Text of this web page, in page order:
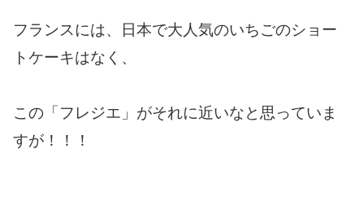
フランスには、日本で大人気のいちごのショー
トケーキはなく、
この「フレジエ」がそれに近いなと思っていま
すが！！！